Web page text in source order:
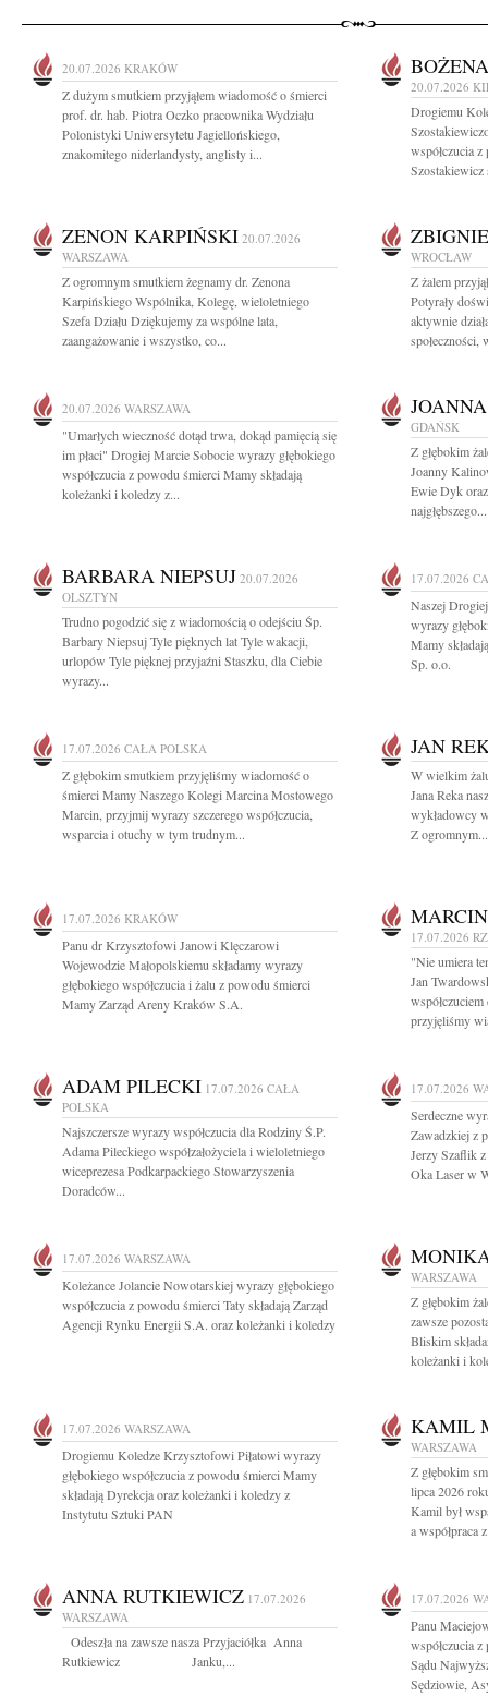
20.07.2026 KRAKÓW
Z dużym smutkiem przyjąłem wiadomość o śmierci
prof. dr. hab. Piotra Oczko pracownika Wydziału
Polonistyki Uniwersytetu Jagiellońskiego,
znakomitego niderlandysty, anglisty i...
20.07.2026
Drogiemu
współczucia
Szostakiewicz
ZENON KARPIŃSKI 20.07.2026
WARSZAWA
Z ogromnym smutkiem żegnamy dr. Zenona
Karpińskiego Wspólnika, Kolegę, wieloletniego
Szefa Działu Dziękujemy za wspólne lata,
zaangażowanie i wszystko, co...
WROCŁAW
Z żalem
Potyrały
aktywnie
społeczności,
20.07.2026 WARSZAWA
"Umarłych wieczność dotąd trwa, dokąd pamięcią się
im płaci" Drogiej Marcie Sobocie wyrazy głębokiego
współczucia z powodu śmierci Mamy składają
koleżanki i koledzy z...
GDAŃSK
Z głębokim
Joanny
Ewie Dyk
najgłębszego...
BARBARA NIEPSUJ 20.07.2026
OLSZTYN
Trudno pogodzić się z wiadomością o odejściu Śp.
Barbary Niepsuj Tyle pięknych lat Tyle wakacji,
urlopów Tyle pięknej przyjaźni Staszku, dla Ciebie
wyrazy...
17.07.2026
Naszej
wyrazy
Mamy
Sp. o.o.
17.07.2026 CAŁA POLSKA
Z głębokim smutkiem przyjęliśmy wiadomość o
śmierci Mamy Naszego Kolegi Marcina Mostowego
Marcin, przyjmij wyrazy szczerego współczucia,
wsparcia i otuchy w tym trudnym...
JAN
W wielkim
Jana Reka
wykładowcy
Z ogromnym...
17.07.2026 KRAKÓW
Panu dr Krzysztofowi Janowi Klęczarowi
Wojewodzie Małopolskiemu składamy wyrazy
głębokiego współczucia i żalu z powodu śmierci
Mamy Zarząd Areny Kraków S.A.
17.07.2026
"Nie umiera
Jan
przyjęliśmy
ADAM PILECKI 17.07.2026 CAŁA
POLSKA
Najszczersze wyrazy współczucia dla Rodziny Ś.P.
Adama Pileckiego współzałożyciela i wieloletniego
wiceprezesa Podkarpackiego Stowarzyszenia
Doradców...
17.07.2026
Serdeczne
Zawadzkiej z
Jerzy Szaflik
Oka Laser w
17.07.2026 WARSZAWA
Koleżance Jolancie Nowotarskiej wyrazy głębokiego
współczucia z powodu śmierci Taty składają Zarząd
Agencji Rynku Energii S.A. oraz koleżanki i koledzy
WARSZAWA
Z głębokim
zawsze
Bliskim
koleżanki i
17.07.2026 WARSZAWA
Drogiemu Koledze Krzysztofowi Piłatowi wyrazy
głębokiego współczucia z powodu śmierci Mamy
składają Dyrekcja oraz koleżanki i koledzy z
Instytutu Sztuki PAN
KAMIL
WARSZAWA
Z głębokim
lipca 2026
Kamil był
a współpraca
ANNA RUTKIEWICZ 17.07.2026
WARSZAWA
Odeszła na zawsze nasza Przyjaciółka Anna
Rutkiewicz Janku,...
17.07.2026
Panu
współczucia
Sądu
Sędziowie,